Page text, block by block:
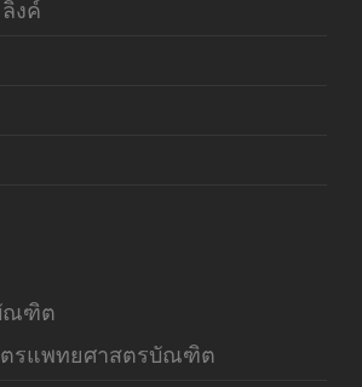
งค์
ณฑิต
รแพทยศาสตรบัณฑิต